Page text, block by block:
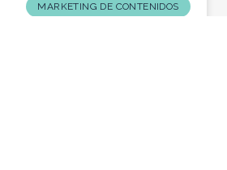
MARKETING DE CONTENIDOS